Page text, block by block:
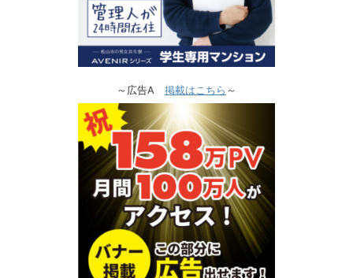
～広告A 掲載はこちら ～